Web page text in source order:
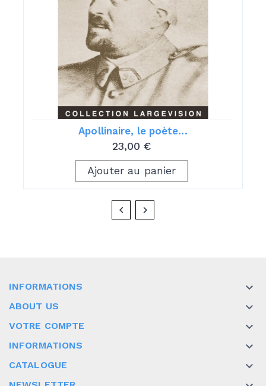
Apollinaire, le poète...
23,00 €
Ajouter au panier
INFORMATIONS 
ABOUT US 
VOTRE COMPTE 
INFORMATIONS 
CATALOGUE 